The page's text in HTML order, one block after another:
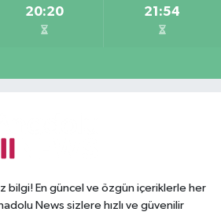
20:20 21:54
bilgi! En güncel ve özgün içeriklerle her
News sizlere hızlı ve güvenilir